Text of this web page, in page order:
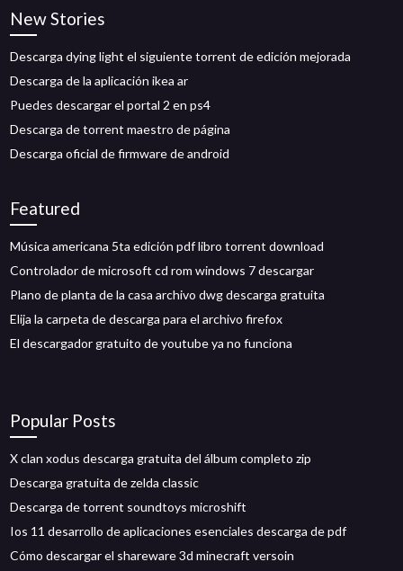
New Stories
Descarga dying light el siguiente torrent de edición mejorada
Descarga de la aplicación ikea ar
Puedes descargar el portal 2 en ps4
Descarga de torrent maestro de página
Descarga oficial de firmware de android
Featured
Música americana 5ta edición pdf libro torrent download
Controlador de microsoft cd rom windows 7 descargar
Plano de planta de la casa archivo dwg descarga gratuita
Elija la carpeta de descarga para el archivo firefox
El descargador gratuito de youtube ya no funciona
Popular Posts
X clan xodus descarga gratuita del álbum completo zip
Descarga gratuita de zelda classic
Descarga de torrent soundtoys microshift
Ios 11 desarrollo de aplicaciones esenciales descarga de pdf
Cómo descargar el shareware 3d minecraft versoin